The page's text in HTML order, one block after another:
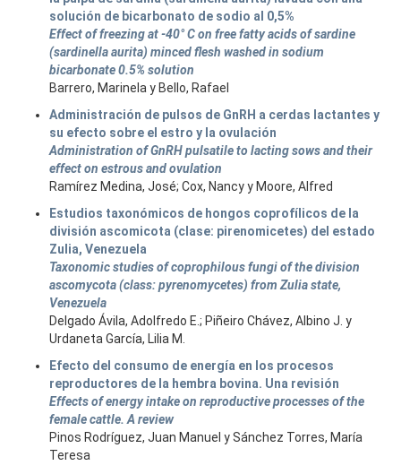
solución de bicarbonato de sodio al 0,5%
Effect of freezing at -40° C on free fatty acids of sardine
(sardinella aurita) minced flesh washed in sodium
bicarbonate 0.5% solution
Barrero, Marinela y Bello, Rafael
Administración de pulsos de GnRH a cerdas lactantes y
su efecto sobre el estro y la ovulación
Administration of GnRH pulsatile to lacting sows and their
effect on estrous and ovulation
Ramírez Medina, José; Cox, Nancy y Moore, Alfred
Estudios taxonómicos de hongos coprofílicos de la
división ascomicota (clase: pirenomicetes) del estado
Zulia, Venezuela
Taxonomic studies of coprophilous fungi of the division
ascomycota (class: pyrenomycetes) from Zulia state,
Venezuela
Delgado Ávila, Adolfredo E.; Piñeiro Chávez, Albino J. y
Urdaneta García, Lilia M.
Efecto del consumo de energía en los procesos
reproductores de la hembra bovina. Una revisión
Effects of energy intake on reproductive processes of the
female cattle. A review
Pinos Rodríguez, Juan Manuel y Sánchez Torres, María
Teresa